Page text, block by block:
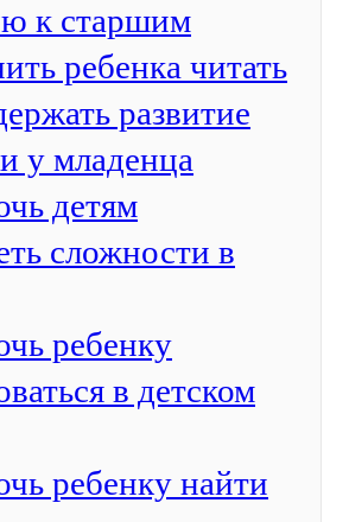
к старшим
ребенка читать
развитие
у младенца
детям
сложности в
ребенку
в детском
ребенку найти